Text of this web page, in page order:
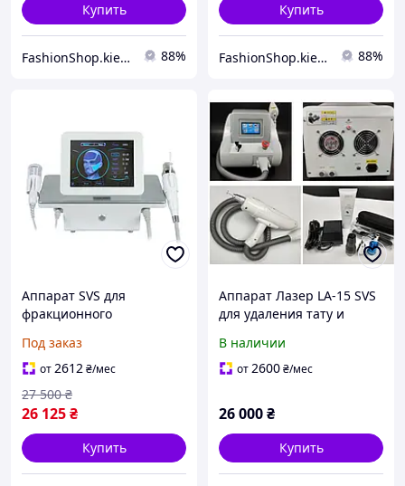
Купить
FashionShop.kiev.ua - Материалы для красоты 88%
Купить
FashionShop.kiev.ua - Материалы для красоты 88%
Аппарат SVS для
фракционного
лифтинга с холодным
ударным массажем
Под заказ
от2612₴/мес
26 125₴
27 500 ₴
Купить
Аппарат Лазер LA-15 SVS
для удаления тату и
портативный Q-Switched
Nd:YAG
В наличии
от2600₴/мес
26 000₴
Купить